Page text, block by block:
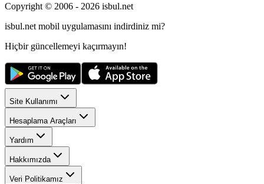
Copyright © 2006 - 2026 isbul.net
isbul.net mobil uygulamasını indirdiniz mi?
Hiçbir güncellemeyi kaçırmayın!
Site Kullanımı
Hesaplama Araçları
Yardım
Hakkımızda
Veri Politikamız